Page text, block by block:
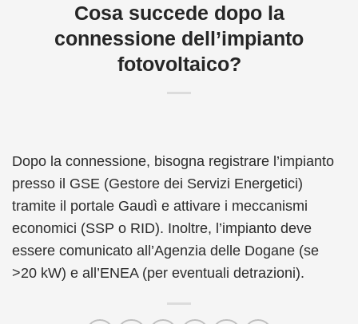
Cosa succede dopo la
connessione dell’impianto
fotovoltaico?
Dopo la connessione, bisogna registrare l’impianto
presso il GSE (Gestore dei Servizi Energetici)
tramite il portale Gaudì e attivare i meccanismi
economici (SSP o RID). Inoltre, l’impianto deve
essere comunicato all’Agenzia delle Dogane (se
>20 kW) e all’ENEA (per eventuali detrazioni).